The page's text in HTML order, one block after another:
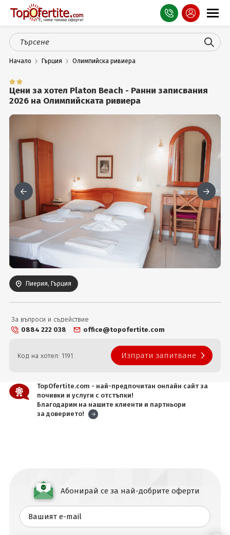
Оферти
СПА
Планина
Празници
Турция
Гърция
Услуги
Вход
Начало Гърция Олимпийска ривиера
Цени за хотел Platon Beach - Ранни записвания
2026 на Олимпийската ривиера
Пиерия, Гърция
За въпроси и съдействие
0884 222 038
office@topofertite.com
Код на хотел: 1191 Изпрати запитване
TopOfertite.com - най-предпочитан онлайн сайт за
почивки и услуги с отстъпки!
Благодарим на нашите клиенти и партньори
за доверието!
Абонирай се за най-добрите оферти